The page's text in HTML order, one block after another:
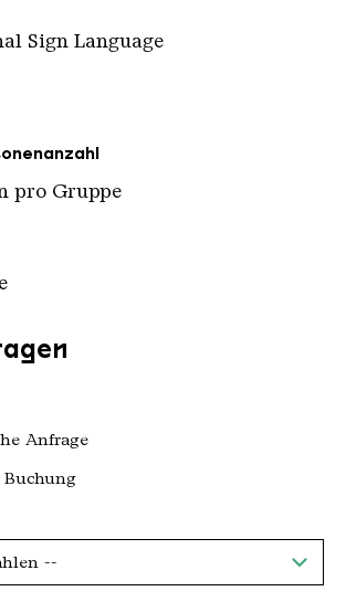
Sign Language
pro Gruppe
Anfrage